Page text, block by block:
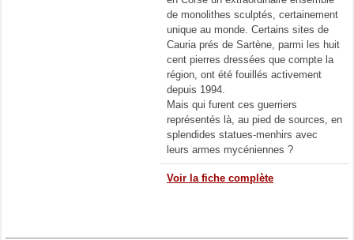
de monolithes sculptés, certainement
unique au monde. Certains sites de
Cauria prés de Sartène, parmi les huit
cent pierres dressées que compte la
région, ont été fouillés activement
depuis 1994.
Mais qui furent ces guerriers
représentés là, au pied de sources, en
splendides statues-menhirs avec
leurs armes mycéniennes ?
Voir la fiche complète